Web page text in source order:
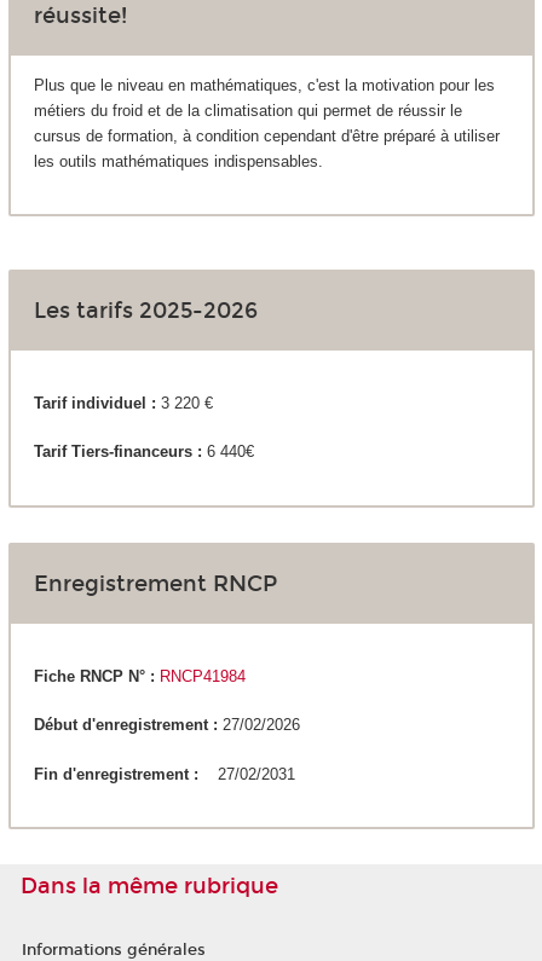
réussite!
Plus que le niveau en mathématiques, c'est la motivation pour les
métiers du froid et de la climatisation qui permet de réussir le
cursus de formation, à condition cependant d'être préparé à utiliser
les outils mathématiques indispensables.
Les tarifs 2025-2026
Tarif individuel : 3 220 €
Tarif Tiers-financeurs : 6 440€
Enregistrement RNCP
Fiche RNCP N° : RNCP41984
Début d'enregistrement : 27/02/2026
Fin d'enregistrement : 27/02/2031
Dans la même rubrique
Informations générales